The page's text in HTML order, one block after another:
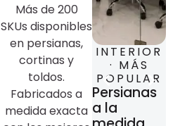
Más de 200
SKUs disponibles
en persianas,
cortinas y
toldos.
Fabricados a
medida exacta
B2B ·
FABRICACIÓN
DIRECTA
Fabricación
y
INTERIOR
· MÁS
POPULAR
Persianas
a la